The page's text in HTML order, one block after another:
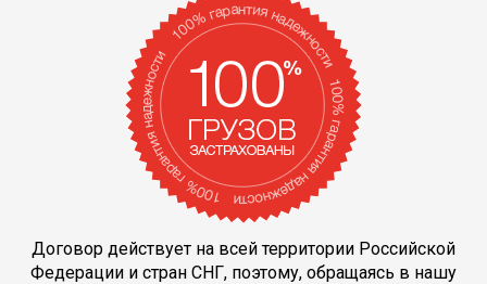
Договор действует на всей территории Российской
Федерации и стран СНГ, поэтому, обращаясь в нашу